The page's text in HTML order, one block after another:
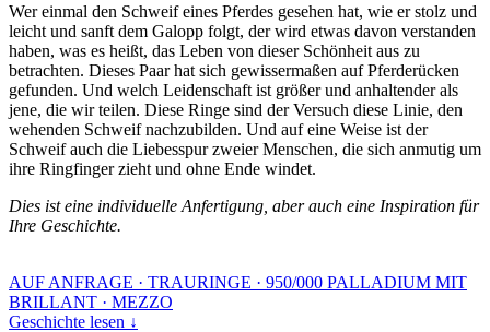
Wer einmal den Schweif eines Pferdes gesehen hat, wie er stolz und
leicht und sanft dem Galopp folgt, der wird etwas davon verstanden
haben, was es heißt, das Leben von dieser Schönheit aus zu
betrachten. Dieses Paar hat sich gewissermaßen auf Pferderücken
gefunden. Und welch Leidenschaft ist größer und anhaltender als
jene, die wir teilen. Diese Ringe sind der Versuch diese Linie, den
wehenden Schweif nachzubilden. Und auf eine Weise ist der
Schweif auch die Liebesspur zweier Menschen, die sich anmutig um
ihre Ringfinger zieht und ohne Ende windet.
Dies ist eine individuelle Anfertigung, aber auch eine Inspiration für
Ihre Geschichte.
AUF ANFRAGE · TRAURINGE · 950/000 PALLADIUM MIT
BRILLANT · MEZZO
Geschichte lesen ↓